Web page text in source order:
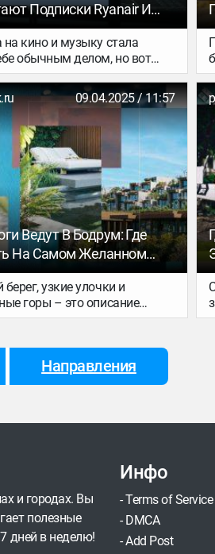
Подписки Ryanair И
на кино и музыку стала
обычным делом, но вот
на путешествия – это
В прошлом году
на полеты представил
Wizz Air. Совсем недавно
«проездного» выпустил
Правда ли нам это
ли с такими
сэкономить на билетах?
09.04.2025 / 11:57
Ведут В Бодрум: Где
На Самом Желанном
Лета
узкие улочки и
горы – это описание
дорогим
наш материал об
самом модном
этого сезона. Турция
Настало время признать, что
во многом стал заменой
и Испании – и речь,
о Бодруме.
Направления
и городах. Вы
полезные
дней в неделю!
Инфо
-Terms of Service
- DMCA
-Add Post